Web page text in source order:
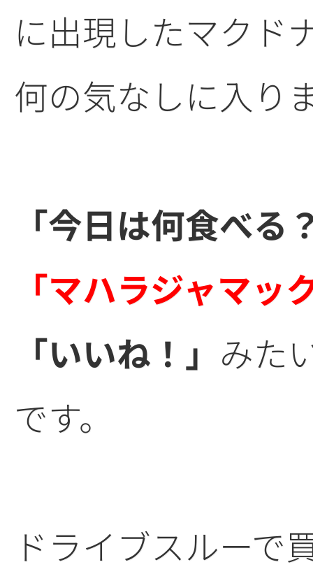
に出現したマクド
何の気なしに入り
「今日は何食べる
「マハラジャマッ
「いいね！」 みた
です。
ドライブスルーで